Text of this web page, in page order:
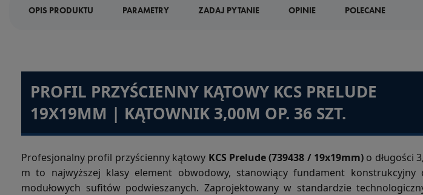
OPIS PRODUKTU PARAMETRY ZADAJ PYTANIE OPINIE POLECANE
PROFIL PRZYŚCIENNY KĄTOWY KCS PRELUDE
19X19MM | KĄTOWNIK 3,00M OP. 36 SZT.
Profesjonalny profil przyścienny kątowy KCS Prelude (739438 / 19x19mm) o długości
m to najwyższej klasy element obwodowy, stanowiący fundament konstrukcyjny
modułowych sufitów podwieszanych. Zaprojektowany w standardzie